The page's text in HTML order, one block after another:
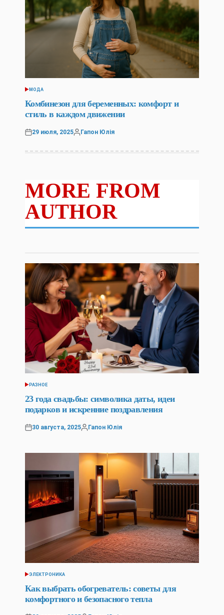
POSTED
IN
МОДА
Комбинезон для беременных: комфорт и
стиль в каждом движении
Posted
29 июля, 2025
Posted
Гапон Юлія
MORE FROM
AUTHOR
POSTED
IN
РАЗНОЕ
23 года свадьбы: символика даты, идеи
подарков и искренние поздравления
Posted
30 августа, 2025
Posted
Гапон Юлія
POSTED
IN
ЭЛЕКТРОНИКА
Как выбрать обогреватель: советы для
комфортного и безопасного тепла